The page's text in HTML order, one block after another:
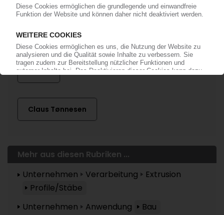
Mehr zu ...
Primo
Claus Tønnesen
Mehr aus diesen Rubriken ...
Unternehmen
Verarbeitung
Extrusion
Profile/Stäbe
Unternehmen
Anwendung Bau